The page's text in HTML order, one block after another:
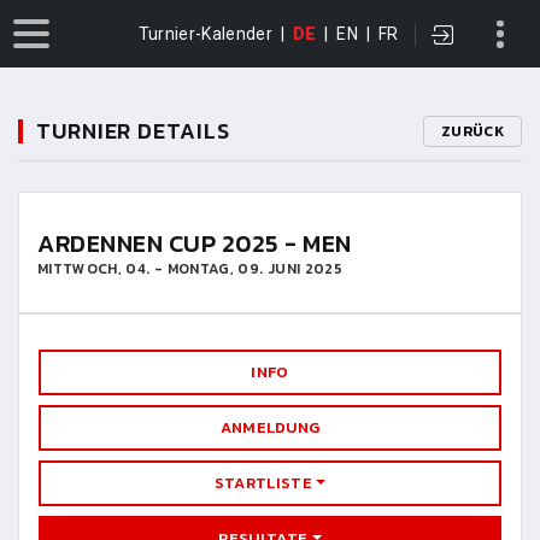
Turnier-Kalender DE EN FR
TURNIER DETAILS ZURÜCK
ARDENNEN CUP 2025 - MEN
MITTWOCH, 04. - MONTAG, 09. JUNI 2025
INFO
ANMELDUNG
STARTLISTE